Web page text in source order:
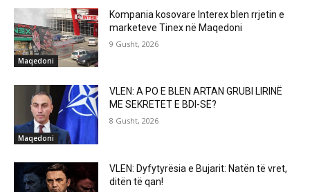
Maqedoni
Kompania kosovare Interex blen rrjetin e
marketeve Tinex në Maqedoni
9 Gusht, 2026
Maqedoni
VLEN: A PO E BLEN ARTAN GRUBI LIRINË
ME SEKRETET E BDI-SË?
8 Gusht, 2026
VLEN: Dyfytyrësia e Bujarit: Natën të vret,
ditën të qan!